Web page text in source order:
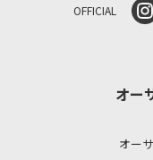
OFFICIAL
オー
オー